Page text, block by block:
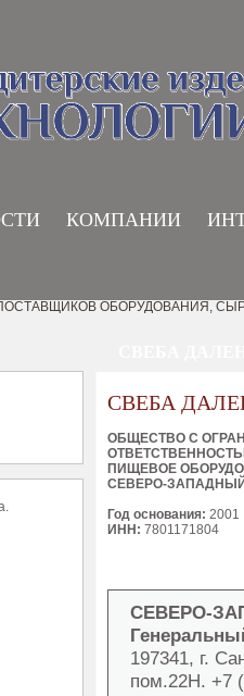
КОМПАНИИ
ОБОРУДОВАНИЯ,
СВЕБА
ОБЩЕСТВО С
ПИЩЕВОЕ
СЕВЕРО-
Год основания: 2001
ИНН: 7801171804
СЕВЕРО-
197341, г.
пом.22Н. +7